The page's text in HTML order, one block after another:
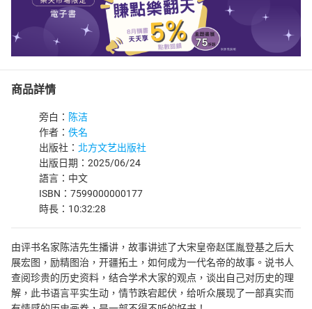
商品詳情
旁白： 陈洁
作者： 佚名
出版社： 北方文艺出版社
出版日期：2025/06/24
語言：中文
ISBN：7599000000177
時長：10:32:28
由评书名家陈洁先生播讲，故事讲述了大宋皇帝赵匡胤登基之后大
展宏图，励精图治，开疆拓土，如何成为一代名帝的故事。说书人
查阅珍贵的历史资料，结合学术大家的观点，谈出自己对历史的理
解，此书语言平实生动，情节跌宕起伏，给听众展现了一部真实而